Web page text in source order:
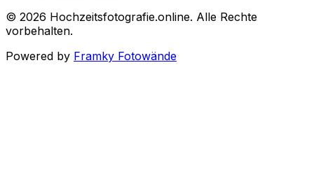
© 2026 Hochzeitsfotografie.online. Alle Rechte
vorbehalten.
Powered by Framky Fotowände